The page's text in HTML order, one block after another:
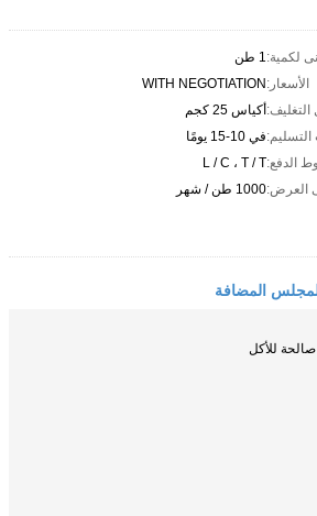
لكمية:1 طن
الأسعار:WITH NEGOTIATION
التغليف:أكياس 25 كجم
في 10-15 يومًا
الدفع:L / C ، T / T
العرض:1000 طن / شهر
المضافة
صالحة للأكل